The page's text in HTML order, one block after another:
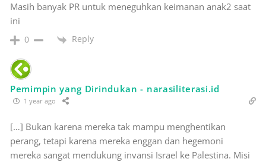
Masih banyak PR untuk meneguhkan keimanan anak2 saat
ini
0 Reply
Pemimpin yang Dirindukan - narasiliterasi.id
1 year ago
[…] Bukan karena mereka tak mampu menghentikan
perang, tetapi karena mereka enggan dan hegemoni
mereka sangat mendukung invansi Israel ke Palestina. Misi